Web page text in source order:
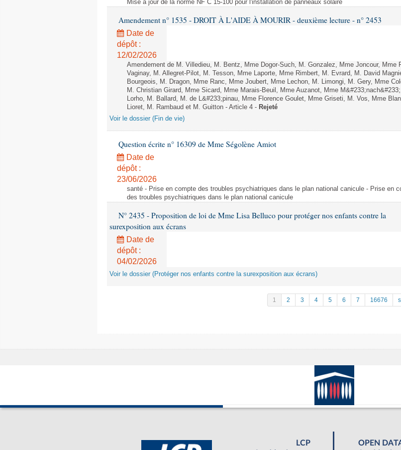
Mise à jour de la norme NF C 15-100 pour l'installation de panneaux solaire
Amendement n° 1535 - DROIT À L'AIDE À MOURIR - deuxième lecture - n° 2453
Date de
dépôt :
12/02/2026
Amendement de M. Villedieu, M. Bentz, Mme Dogor-Such, M. Gonzalez, Mme Joncour, Mme
Vaginay, M. Allegret-Pilot, M. Tesson, Mme Laporte, Mme Rimbert, M. Evrard, M. David
Bourgeois, M. Dragon, Mme Ranc, Mme Joubert, Mme Lechon, M. Limongi, M. Gery, Mme
M. Christian Girard, Mme Sicard, Mme Marais-Beuil, Mme Auzanot, Mme
Lorho, M. Ballard, M. de L&#233;pinau, Mme Florence Goulet, Mme Griseti, M. Vos, Mme
Lioret, M. Rambaud et M. Guitton - Article 4 - Rejeté
Voir le dossier (Fin de vie)
Question écrite n° 16309 de Mme Ségolène Amiot
Date de
dépôt :
23/06/2026
santé - Prise en compte des troubles psychiatriques dans le plan national canicule - Prise en
des troubles psychiatriques dans le plan national canicule
N° 2435 - Proposition de loi de Mme Lisa Belluco pour protéger nos enfants contre la
surexposition aux écrans
Date de
dépôt :
04/02/2026
Voir le dossier (Protéger nos enfants contre la surexposition aux écrans)
1 2 3 4 5 6 7 16676
LCP
OPEN